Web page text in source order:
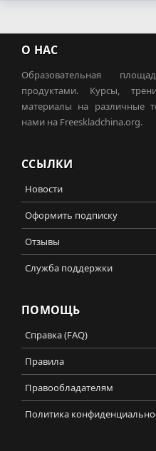
О НАС
Образовательная
продуктами. Курсы,
материалы на различные
нами на Freeskladchina.org.
ССЫЛКИ
Новости
Оформить подписку
Отзывы
Служба поддержки
ПОМОЩЬ
Справка (FAQ)
Правила
Правообладателям
Политика